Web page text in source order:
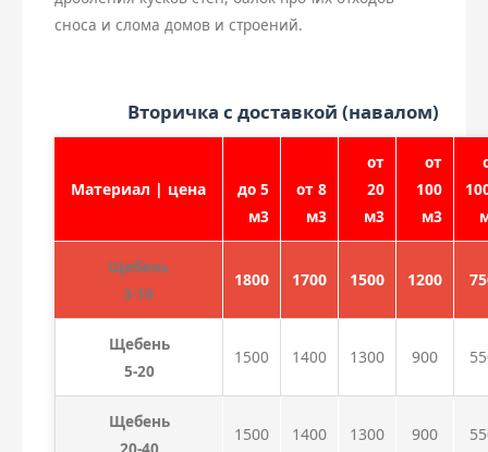
сноса и слома домов и строений.
Вторичка с доставкой (навалом)
Материал | цена
до 5
м3
от 8
м3
от
20
м3
от
100
м3
Щебень
3-10
1800 1700 1500 1200
Щебень
5-20
1500 1400 1300 900
Щебень
1500 1400 1300 900